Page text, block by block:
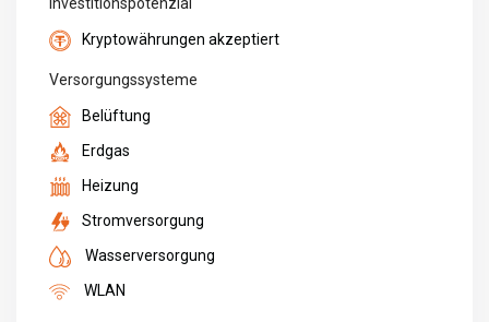
Kryptowährungen akzeptiert
Versorgungssysteme
Belüftung
Erdgas
Heizung
Stromversorgung
Wasserversorgung
WLAN